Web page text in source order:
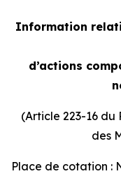
Information
d’actions
(Article 223-16 du
des
Place de cotation :